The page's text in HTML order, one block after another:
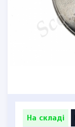
На складі